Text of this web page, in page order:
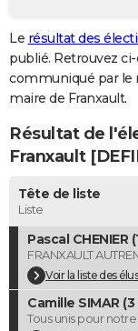
GUIDES D'ACHAT
BONS PLANS
CARTE DE VOEUX
Carte de Noël
Carte Bonne année
Carte Saint-Valentin
Carte Pâques
Carte d'anniversaire
DICTIONNAIRE
Dictionnaire
Biographies
Citations
Expressions
Proverbes
PROGRAMME TV
COPAINS D'AVANT
S'inscrire
Se connecter
Lycées
Collèges
Primaires
Universités
Entreprises
Service militaire
Avis de recherche
AVIS DE DÉCÈS
FORUM
Le résultat des
publié. Retrouvez
communiqué par le
maire de Franxault.
Résultat de
Franxault
Tête de liste
Liste
Pascal CHENIER
FRANXAULT
Voir la liste des élus
Camille SIMAR
Tous unis pour